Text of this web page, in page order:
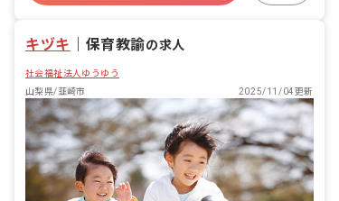
キヅキ 保育教諭の求人
社会福祉法人ゆうゆう
山梨県/韮崎市
2025/11/04更新